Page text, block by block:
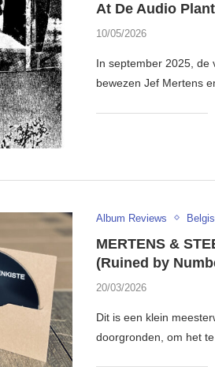
At De Audio
10/05/2026
In september 2025, de
bewezen Jef Mertens
Album Reviews
MERTENS &
(Ruined by
20/03/2026
Dit is een klein
doorgronden, om het te